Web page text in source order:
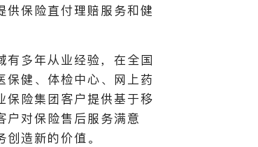
供保险直付理赔服务和健
有多年从业经验，在全国
保健、体检中心、网上药
保险集团客户提供基于移
户对保险售后服务满意
造新的价值。